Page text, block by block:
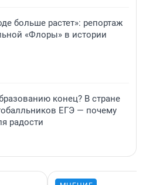
больше растет»: репортаж
«Флоры» в истории
конец? В стране
ЕГЭ — почему
радости